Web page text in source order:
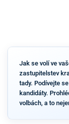
Jak se volí ve
zastupitelstev
tady. Podívejte
kandidáty.
volbách, a to